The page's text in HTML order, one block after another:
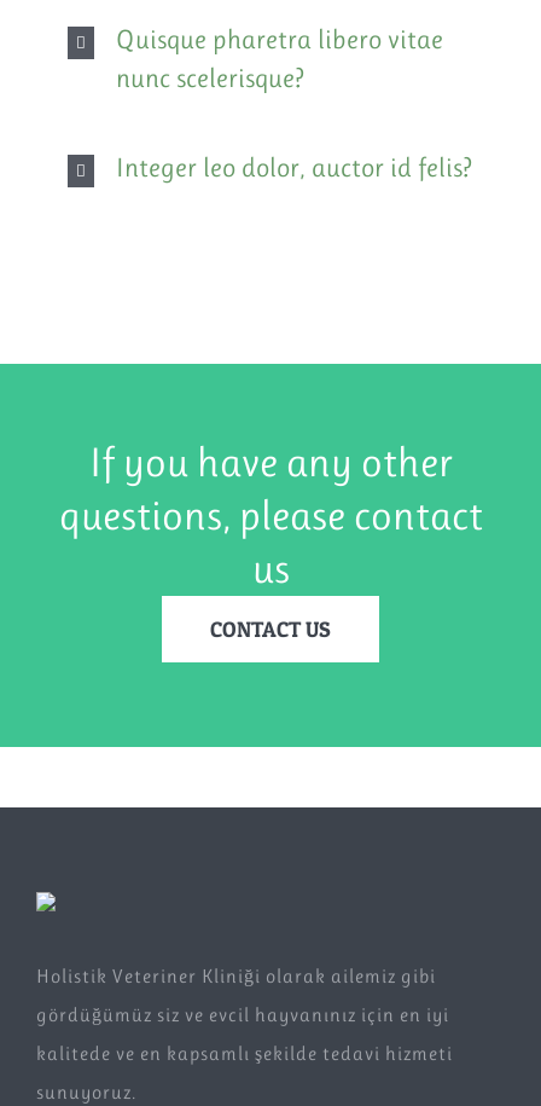
Quisque pharetra libero vitae
nunc scelerisque?
Integer leo dolor, auctor id felis?
If you have any other
questions, please contact
us
CONTACT US
Holistik Veteriner Kliniği olarak ailemiz gibi
gördüğümüz siz ve evcil hayvanınız için en iyi
kalitede ve en kapsamlı şekilde tedavi hizmeti
sunuyoruz.